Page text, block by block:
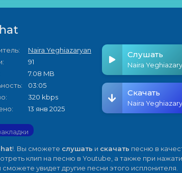
Naira Yeghiazaryan
91
7.08 MB
03:05
320 kbps
13 янв 2025
Слушать
Naira
Скачать
Naira
!. Вы сможете слушать и скачать песню в
клип на песню в Youtube, а также при
сможете увидет другие песни этого исплонителя.